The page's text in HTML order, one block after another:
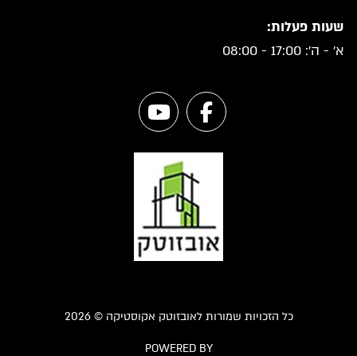
שעות פעלות:
א' - ה': 17:00 - 08:00
כל הזכויות שמורות לאובזוטק אקוסטיקה © 2026
POWERED BY